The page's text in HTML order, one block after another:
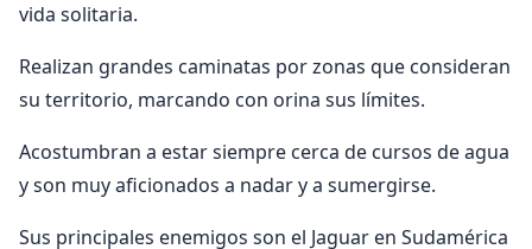
vida solitaria.
Realizan grandes caminatas por zonas que consideran
su territorio, marcando con orina sus límites.
Acostumbran a estar siempre cerca de cursos de agua
y son muy aficionados a nadar y a sumergirse.
Sus principales enemigos son el Jaguar en Sudamérica